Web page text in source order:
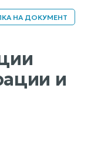
НА ДОКУМЕНТ
и